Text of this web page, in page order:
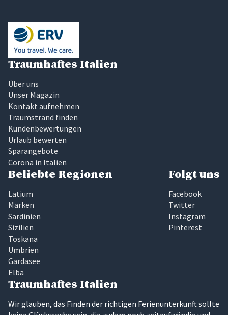
Traumhaftes Italien
Über uns
Unser Magazin
Kontakt aufnehmen
Traumstrand finden
Kundenbewertungen
Urlaub bewerten
Sparangebote
Corona in Italien
Beliebte Regionen
Latium
Marken
Sardinien
Sizilien
Toskana
Umbrien
Gardasee
Elba
Folgt uns
Facebook
Twitter
Instagram
Pinterest
Traumhaftes Italien
Wir glauben, das Finden der richtigen Ferienunterkunft sollte